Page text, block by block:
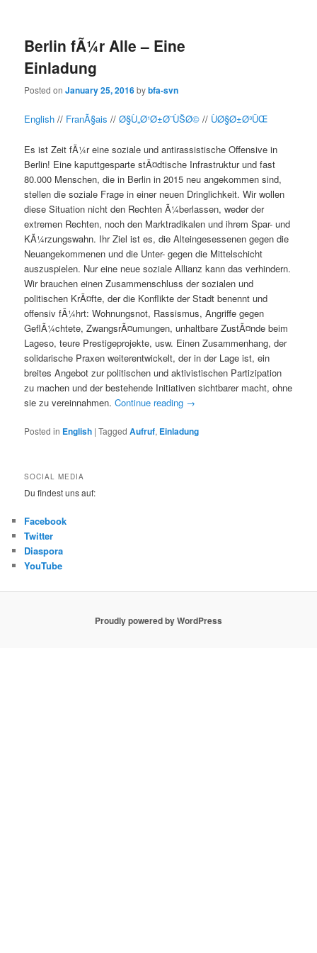
Berlin fÃ¼r Alle – Eine
Einladung
Posted onJanuary 25, 2016bybfa-svn
English // FranÃ§ais //Ø§Ù„Ø¹Ø±Ø¨ÙŠØ© // ÙØ§Ø±Ø³ÛŒ
Es ist Zeit fÃ¼r eine soziale und antirassistische Offensive in
Berlin! Eine kaputtgesparte stÃ¤dtische Infrastruktur und fast
80.000 Menschen, die in Berlin in 2015 neu angekommen sind,
stellen die soziale Frage in einer neuen Dringlichkeit. Wir wollen
diese Situation nicht den Rechten Ã¼berlassen, weder der
extremen Rechten, noch den Marktradikalen und ihrem Spar- und
KÃ¼rzungswahn. Ihr Ziel ist es, die Alteingesessenen gegen die
Neuangekommenen und die Unter- gegen die Mittelschicht
auszuspielen. Nur eine neue soziale Allianz kann das verhindern.
Wir brauchen einen Zusammenschluss der sozialen und
politischen KrÃ¤fte, der die Konflikte der Stadt benennt und
offensiv fÃ¼hrt: Wohnungsnot, Rassismus, Angriffe gegen
GeflÃ¼chtete, ZwangsrÃ¤umungen, unhaltbare ZustÃ¤nde beim
Lageso, teure Prestigeprojekte, usw. Einen Zusammenhang, der
solidarische Praxen weiterentwickelt, der in der Lage ist, ein
breites Angebot zur politischen und aktivistischen Partizipation
zu machen und der bestehende Initiativen sichtbarer macht, ohne
sie zu vereinnahmen.Continue reading →
Posted in English |Tagged Aufruf, Einladung
SOCIAL MEDIA
Du findest uns auf:
Facebook
Twitter
Diaspora
YouTube
Proudly powered by WordPress